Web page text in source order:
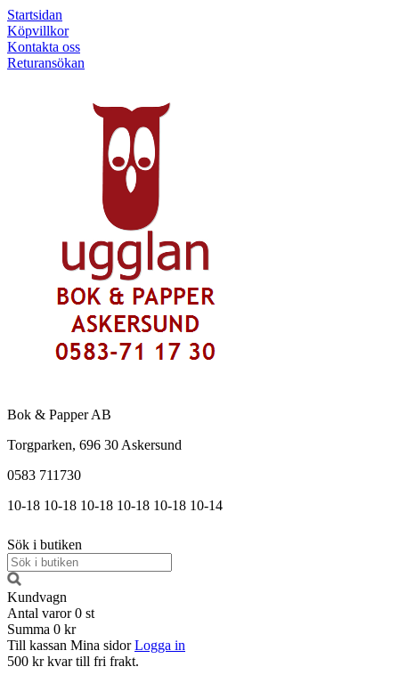
Startsidan
Köpvillkor
Kontakta oss
Returansökan
Bok & Papper AB
Torgparken, 696 30 Askersund
0583 711730
10-18 10-18 10-18 10-18 10-18 10-14
Sök i butiken
Kundvagn
Antal varor 0 st
Summa 0 kr
Till kassan Mina sidor Logga in
500 kr kvar till fri frakt.